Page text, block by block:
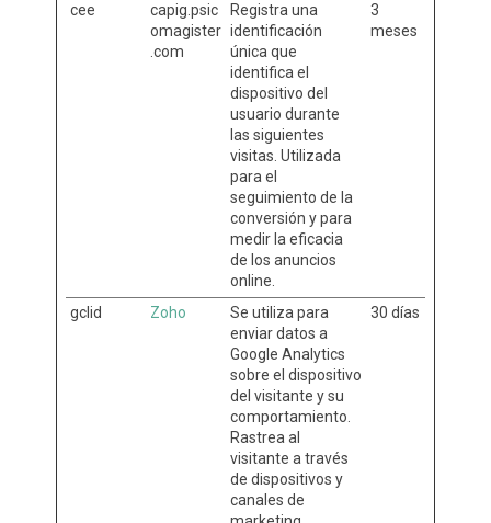
cee
capig.psic
omagister
.com
Registra una
identificación
única que
identifica el
dispositivo del
usuario durante
las siguientes
visitas. Utilizada
para el
seguimiento de la
conversión y para
medir la eficacia
de los anuncios
online.
3
meses
gclid Zoho
Se utiliza para
enviar datos a
Google Analytics
sobre el dispositivo
del visitante y su
comportamiento.
Rastrea al
visitante a través
de dispositivos y
canales de
30 días